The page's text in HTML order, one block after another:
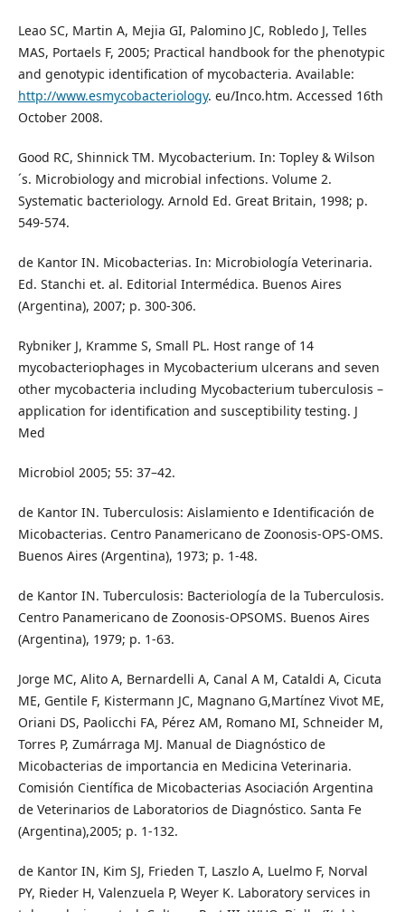
Leao SC, Martin A, Mejia GI, Palomino JC, Robledo J, Telles
MAS, Portaels F, 2005; Practical handbook for the phenotypic
and genotypic identification of mycobacteria. Available:
http://www.esmycobacteriology. eu/Inco.htm. Accessed 16th
October 2008.
Good RC, Shinnick TM. Mycobacterium. In: Topley & Wilson
´s. Microbiology and microbial infections. Volume 2.
Systematic bacteriology. Arnold Ed. Great Britain, 1998; p.
549-574.
de Kantor IN. Micobacterias. In: Microbiología Veterinaria.
Ed. Stanchi et. al. Editorial Intermédica. Buenos Aires
(Argentina), 2007; p. 300-306.
Rybniker J, Kramme S, Small PL. Host range of 14
mycobacteriophages in Mycobacterium ulcerans and seven
other mycobacteria including Mycobacterium tuberculosis –
application for identification and susceptibility testing. J
Med
Microbiol 2005; 55: 37–42.
de Kantor IN. Tuberculosis: Aislamiento e Identificación de
Micobacterias. Centro Panamericano de Zoonosis-OPS-OMS.
Buenos Aires (Argentina), 1973; p. 1-48.
de Kantor IN. Tuberculosis: Bacteriología de la Tuberculosis.
Centro Panamericano de Zoonosis-OPSOMS. Buenos Aires
(Argentina), 1979; p. 1-63.
Jorge MC, Alito A, Bernardelli A, Canal A M, Cataldi A, Cicuta
ME, Gentile F, Kistermann JC, Magnano G,Martínez Vivot ME,
Oriani DS, Paolicchi FA, Pérez AM, Romano MI, Schneider M,
Torres P, Zumárraga MJ. Manual de Diagnóstico de
Micobacterias de importancia en Medicina Veterinaria.
Comisión Científica de Micobacterias Asociación Argentina
de Veterinarios de Laboratorios de Diagnóstico. Santa Fe
(Argentina),2005; p. 1-132.
de Kantor IN, Kim SJ, Frieden T, Laszlo A, Luelmo F, Norval
PY, Rieder H, Valenzuela P, Weyer K. Laboratory services in